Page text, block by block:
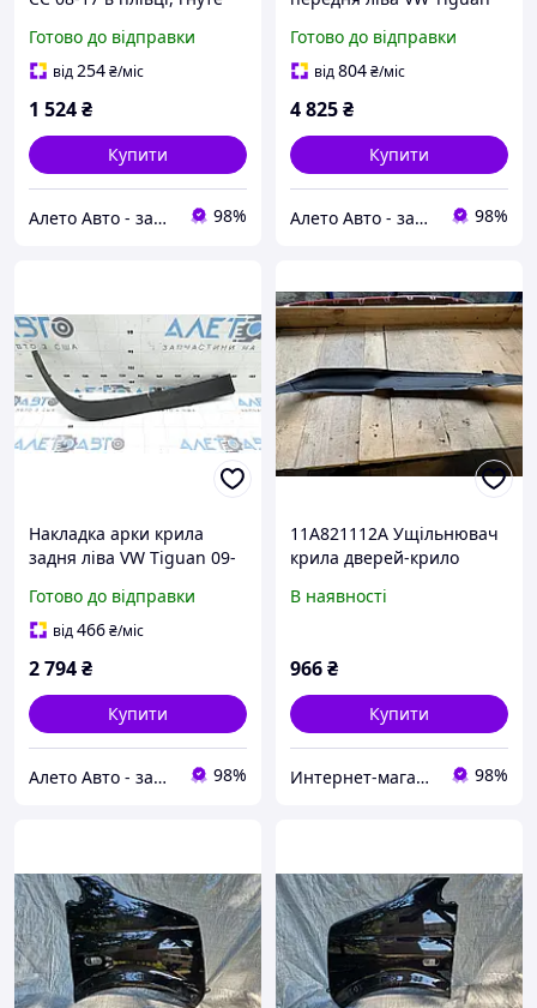
Готово до відправки
від254₴/міс
1 524₴
Купити
Алето Авто - запчастини на авто зі США 98%
крилі, подряпини
5N0853717M9B9,
Готово до відправки
від804₴/міс
4 825₴
Купити
Алето Авто - запчастини на авто зі США 98%
Накладка арки крила
задня ліва VW Tiguan 09-
бампері, тріснута,
подряпини
5N0854817F
Готово до відправки
від466₴/міс
2 794₴
Купити
Алето Авто - запчастини на авто зі США 98%
11A821112A Ущільнювач
крила дверей-крило
Volkswagen ID.4 (з
В наявності
966₴
Купити
Интернет-магазин автозапчастей ВсеАвто 98%